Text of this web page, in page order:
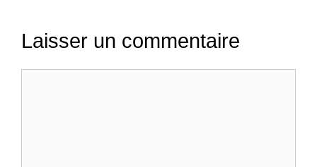
Laisser un commentaire